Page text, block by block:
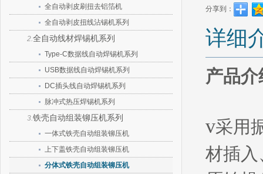
全自动剥皮刷扭去铝箔机
全自动剥皮扭线沾锡机系列
2.全自动线材焊锡机系列
Type-C数据线自动焊锡机系列
USB数据线自动焊锡机系列
DC插头线自动焊锡机系列
脉冲式热压焊锡机系列
3.铁壳自动组装铆压机系列
一体式铁壳自动组装铆压机
上下盖铁壳自动组装铆压机
分体式铁壳自动组装铆压机
分享到：
详细
产品介
v采用
材插入